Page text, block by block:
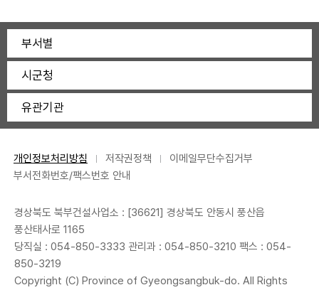
바랍니다.
현장방문입찰일시 :
경상북도 북부청사 3층
(감정가) : 3,516,000원(년
제한경쟁입찰(현장입찰) 7.
개인 또는 일반, 법인사업자가
우리소가 정한 예정가격
*문의사항 - 경상북도
(054-850-3212)
접수기간 : 2026. 1. 9.(금) ~
2026. 1. 14.(수) / 09:00 ~
18:00 4. 접수방법 :
방문접수 * 주소 : 경상북도
안동시 풍산면 풍산태사로
1165(경상북도
북부건설사업소 관리과 2층)
(첨부파일)을 참조하시기
바랍니다.
접수기간 : 2025. 12. 9.(화)
~ 18:00 4. 접수방법 :
안동시 풍산면 풍산태사로
북부건설사업소 관리과 2층)
(첨부파일)을 참조하시기
부서별
시군청
유관기관
개인정보처리방침 저작권정책
이메일무단수집거부
부서전화번호/팩스번호 안내
경상북도 북부건설사업소 : [36621] 경상북도 안동시 풍산읍
풍산태사로 1165
당직실 : 054-850-3333 관리과 : 054-850-3210 팩스 : 054-
850-3219
Copyright (C) Province of Gyeongsangbuk-do. All Rights